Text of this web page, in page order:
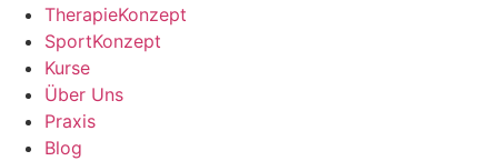
TherapieKonzept
SportKonzept
Kurse
Über Uns
Praxis
Blog